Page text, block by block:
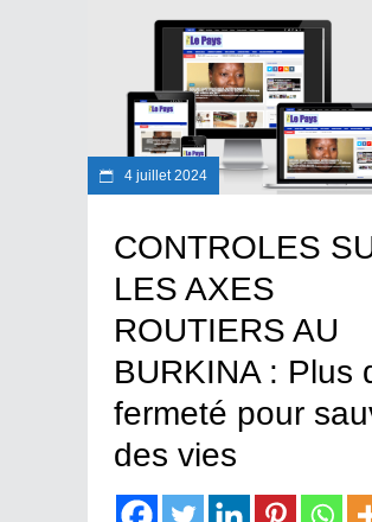
4 juillet 2024
CONTROLES
LES AXES
ROUTIERS AU
BURKINA : Plus
fermeté pour
des vies